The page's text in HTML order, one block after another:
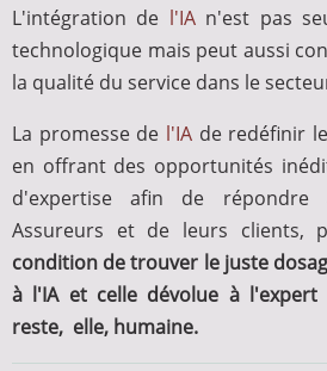
L'intégration de l'IAn'est pas
technologique mais peut aussi
la qualité du service dans le
La promesse de l'IAde redéfinir
en offrant des opportunités
d'expertise afin de répondre
Assureurs et de leurs clients,
condition de trouver le juste
à l'IAet celle dévolue à l'expert
reste, elle, humaine.